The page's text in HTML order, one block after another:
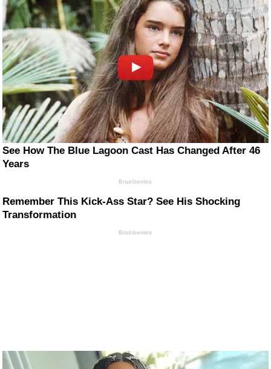
See How The Blue Lagoon Cast Has Changed After 46
Years
Brainberries
Remember This Kick-Ass Star? See His Shocking
Transformation
Brainberries